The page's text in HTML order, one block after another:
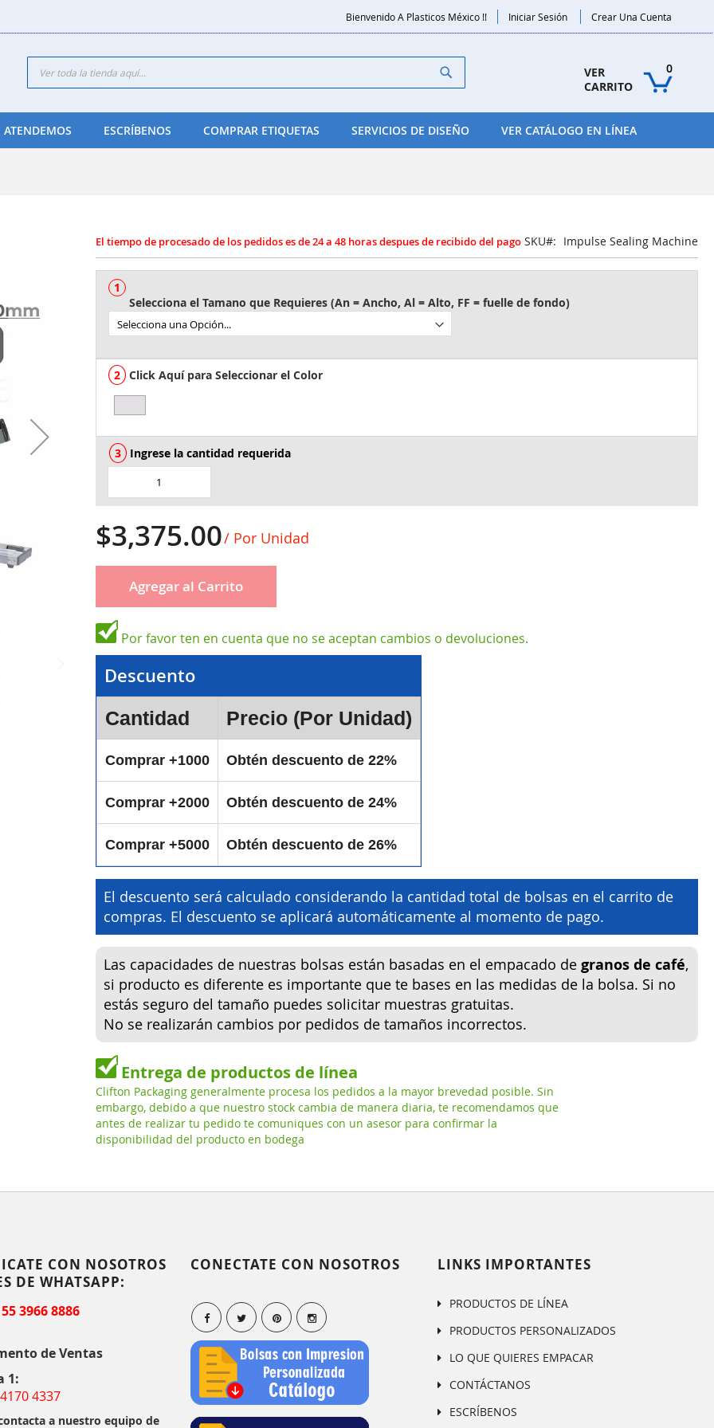
Bienvenido A Plasticos México !! Iniciar Sesión Crear Una Cuenta
VER
CARRITO
0
Search
ESCRÍBENOS COMPRAR ETIQUETAS SERVICIOS DE DISEÑO VER CATÁLOGO EN LÍNEA
SKU Impulse Sealing Machine
Click Aquí para Seleccionar el Color
Ingrese la cantidad requerida
$3,375.00/ Por Unidad
Agregar al Carrito
Por favor ten en cuenta que no se aceptan cambios o devoluciones.
Descuento
Cantidad Precio (Por Unidad)
Comprar +1000 Obtén descuento de 22%
Comprar +2000 Obtén descuento de 24%
Comprar +5000 Obtén descuento de 26%
El descuento será calculado considerando la cantidad total de bolsas en el carrito de
compras. El descuento se aplicará automáticamente al momento de pago.
Las capacidades de nuestras bolsas están basadas en el empacado de granos de café,
si producto es diferente es importante que te bases en las medidas de la bolsa. Si no
estás seguro del tamaño puedes solicitar muestras gratuitas.
No se realizarán cambios por pedidos de tamaños incorrectos.
Entrega de productos de línea
Clifton Packaging generalmente procesa los pedidos a la mayor brevedad posible. Sin
embargo, debido a que nuestro stock cambia de manera diaria, te recomendamos que
antes de realizar tu pedido te comuniques con un asesor para confirmar la
disponibilidad del producto en bodega
CON NOSOTROS
DE WHATSAPP:
3966 8886
de Ventas
1:
4337
a nuestro equipo de
CONECTATE CON NOSOTROS LINKS IMPORTANTES
PRODUCTOS DE LÍNEA
PRODUCTOS PERSONALIZADOS
LO QUE QUIERES EMPACAR
CONTÁCTANOS
ESCRÍBENOS